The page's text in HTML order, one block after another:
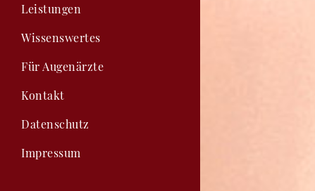
Leistungen
Wissenswertes
Für Augenärzte
Kontakt
Datenschutz
Impressum